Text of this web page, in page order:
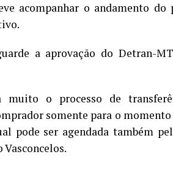
acompanhar o andamento do
a aprovação do Detran-
muito o processo de
somente para o
pode ser agendada também